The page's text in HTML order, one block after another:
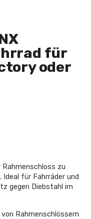
für
oder
zu
für Fahrräder und
gegen Diebstahl im
Rahmenschlössern